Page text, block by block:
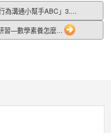
為溝通小幫手ABC」3....
習—數學素養怎麼...